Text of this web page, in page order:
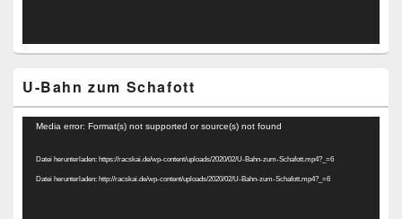
U-Bahn zum Schafott
Video-
Media error: Format(s) not supported or source(s) not found
Datei herunterladen: https://racskai.de/wp-content/uploads/2020/02/U-Bahn-zum-Schafott.mp4?_=6
Datei herunterladen: http://racskai.de/wp-content/uploads/2020/02/U-Bahn-zum-Schafott.mp4?_=6